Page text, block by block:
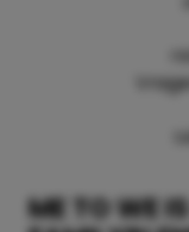
ME TO WE